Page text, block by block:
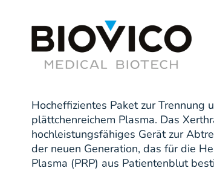
Hocheffizientes Paket zur Trennung
plättchenreichem Plasma. Das
hochleistungsfähiges Gerät zur
der neuen Generation, das für die
Plasma (PRP) aus Patientenblut